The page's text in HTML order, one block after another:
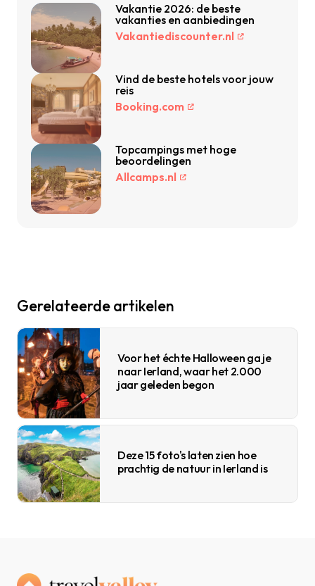
Vakantie 2026: de beste
vakanties en aanbiedingen
Vakantiediscounter.nl
Vind de beste hotels voor jouw
reis
Booking.com
Topcampings met hoge
beoordelingen
Allcamps.nl
Gerelateerde artikelen
Voor het échte Halloween ga je
naar Ierland, waar het 2.000
jaar geleden begon
Deze 15 foto's laten zien hoe
prachtig de natuur in Ierland is